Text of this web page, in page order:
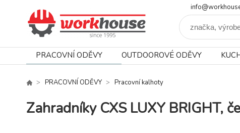
PRACOVNÍ ODĚVY OUTDOOROVÉ ODĚVY
PRACOVNÍ ODĚVY Pracovní kalhoty
Zahradníky CXS LUXY BRIGHT,